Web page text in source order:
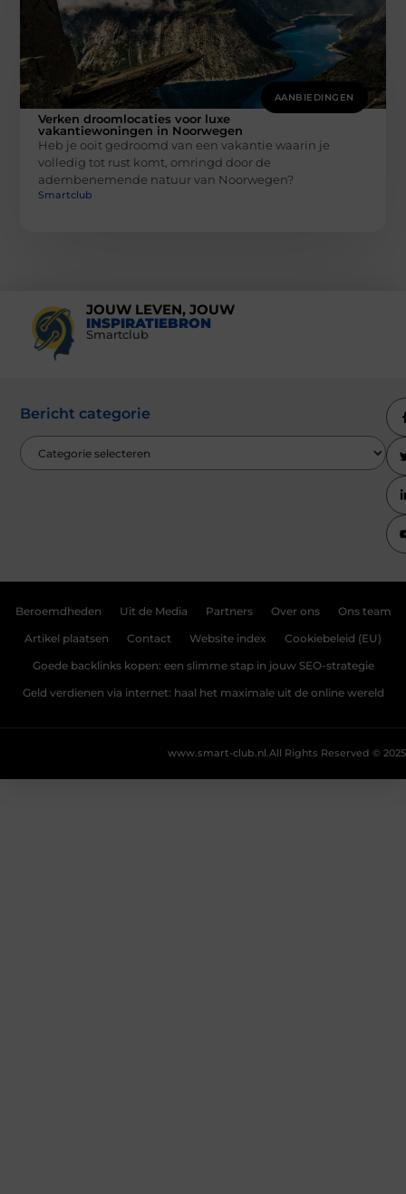
AANBIEDINGEN
Verken droomlocaties voor luxe
vakantiewoningen in Noorwegen
Heb je ooit gedroomd van een vakantie waarin je
volledig tot rust komt, omringd door de
adembenemende natuur van Noorwegen?
Smartclub
JOUW LEVEN, JOUW
INSPIRATIEBRON
Smartclub
Bericht categorie
Beroemdheden Uit de Media Partners Over ons Ons team
Artikel plaatsen Contact Website index Cookiebeleid (EU)
Goede backlinks kopen: een slimme stap in jouw SEO-strategie
Geld verdienen via internet: haal het maximale uit de online wereld
All Rights Reserved © 2025
www.smart-club.nl.